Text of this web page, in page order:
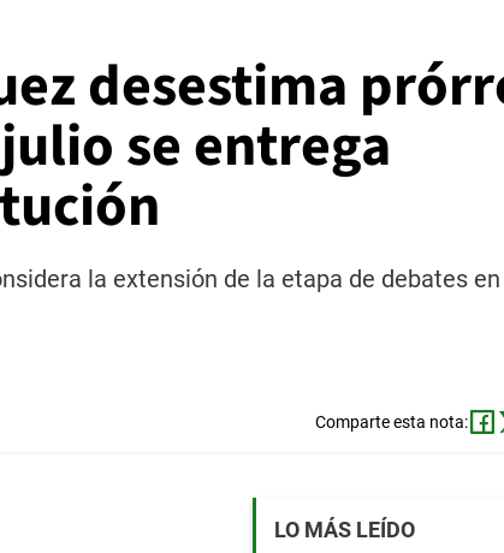
desestima
se entrega
la extensión de la etapa de debates
Comparte esta nota:
LO MÁS LEÍDO